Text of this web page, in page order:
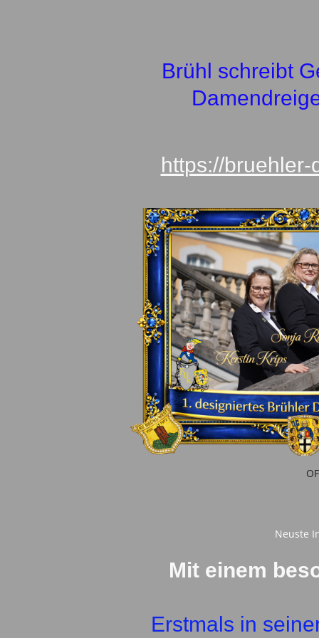
Brühl schreibt
https://
Neuste
Mit einem
Erstmals in